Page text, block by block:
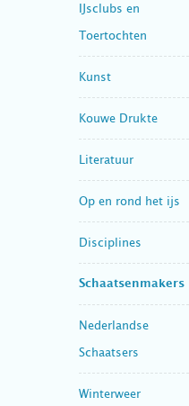
IJsclubs en
Toertochten
Kunst
Kouwe Drukte
Literatuur
Op en rond het ijs
Disciplines
Schaatsenmakers
Nederlandse
Schaatsers
Winterweer